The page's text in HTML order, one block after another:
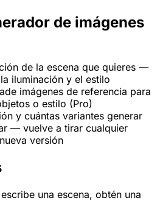
de imágenes
de la escena que quieres —
iluminación y el estilo
imágenes de referencia para
o estilo (Pro)
y cuántas variantes generar
— vuelve a tirar cualquier
versión
una escena, obtén una